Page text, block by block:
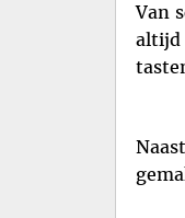
Van
altijd